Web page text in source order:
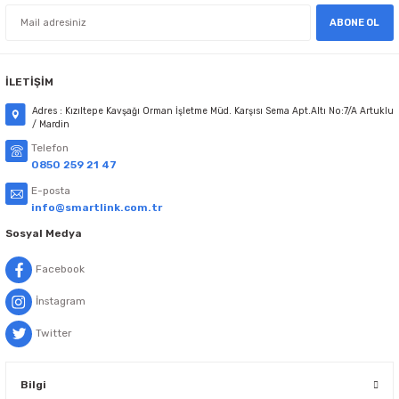
ABONE OL
İLETİŞİM
Adres : Kızıltepe Kavşağı Orman İşletme Müd. Karşısı Sema Apt.Altı No:7/A Artuklu
/ Mardin
Telefon
0850 259 21 47
E-posta
info@smartlink.com.tr
Sosyal Medya
Facebook
İnstagram
Twitter
Bilgi